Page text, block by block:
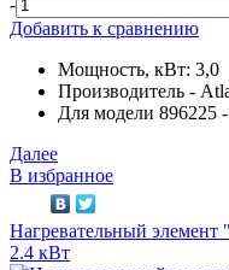
-
Добавить к сравнению
Мощность, кВт: 3,0
Производитель -
Для модели 896225
Далее
В избранное
Нагревательный
2.4 кВт